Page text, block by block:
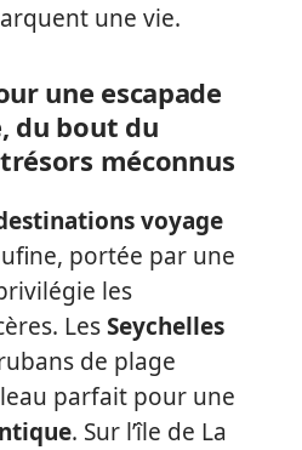
une vie.
une escapade
du bout du
méconnus
voyage
portée par une
les
LesSeychelles
de plage
parfait pour une
. Sur l’île de La